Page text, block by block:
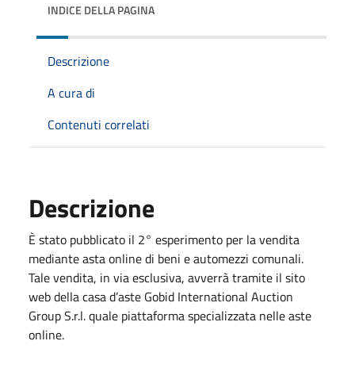
INDICE DELLA PAGINA
Descrizione
A cura di
Contenuti correlati
Descrizione
È stato pubblicato il 2° esperimento per la vendita
mediante asta online di beni e automezzi comunali.
Tale vendita, in via esclusiva, avverrà tramite il sito
web della casa d’aste Gobid International Auction
Group S.r.l. quale piattaforma specializzata nelle aste
online.